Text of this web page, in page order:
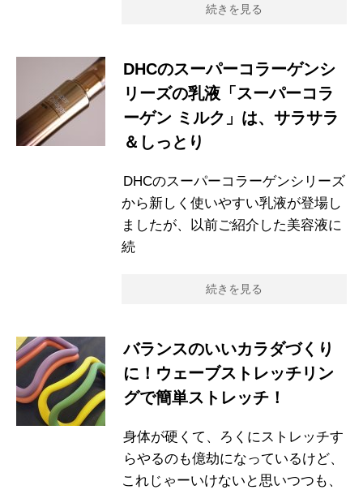
続きを見る
DHCのスーパーコラーゲンシ
リーズの乳液「スーパーコラ
ーゲン ミルク」は、サラサラ
＆しっとり
DHCのスーパーコラーゲンシリーズ
から新しく使いやすい乳液が登場し
ましたが、以前ご紹介した美容液に
続
続きを見る
バランスのいいカラダづくり
に！ウェーブストレッチリン
グで簡単ストレッチ！
身体が硬くて、ろくにストレッチす
らやるのも億劫になっているけど、
これじゃーいけないと思いつつも、